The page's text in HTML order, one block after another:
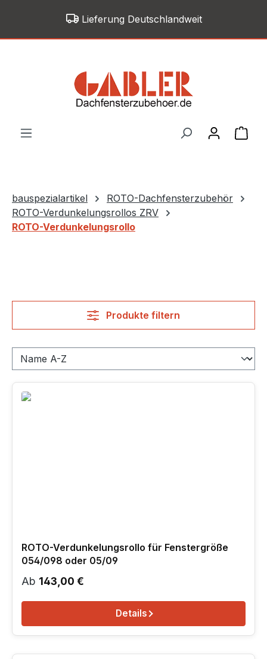
Zum Hauptinhalt springenLieferung Deutschlandweit
bauspezialartikel
ROTO-Dachfensterzubehör
ROTO-Verdunkelungsrollos ZRV
ROTO-Verdunkelungsrollo
Produkte filtern
ROTO-Verdunkelungsrollo für Fenstergröße
054/098 oder 05/09
Regulärer Preis:
Ab 143,00 €
Details